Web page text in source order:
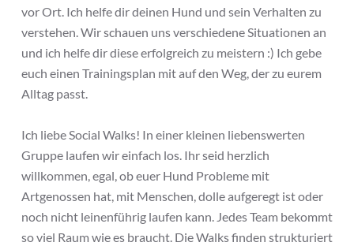
vor Ort. Ich helfe dir deinen Hund und sein Verhalten zu
verstehen. Wir schauen uns verschiedene Situationen an
und ich helfe dir diese erfolgreich zu meistern :) Ich gebe
euch einen Trainingsplan mit auf den Weg, der zu eurem
Alltag passt.
Ich liebe Social Walks! In einer kleinen liebenswerten
Gruppe laufen wir einfach los. Ihr seid herzlich
willkommen, egal, ob euer Hund Probleme mit
Artgenossen hat, mit Menschen, dolle aufgeregt ist oder
noch nicht leinenführig laufen kann. Jedes Team bekommt
so viel Raum wie es braucht. Die Walks finden strukturiert